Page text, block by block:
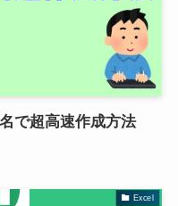
で超高速作成方法
Excel